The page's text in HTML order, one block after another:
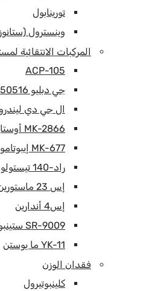
تورينابول
وينسترول
المركبات الانتقائية
ACP-105
جي دبليو 50516 كاردارين
ال جي دي
MK-2866 أوستارين
MK-677 إيبوتامورين
راد-140 تيستولون
إس 23 ماستورين
إس4 أندارين
SR-9009 ستينبوليك
YK-11 ما يوستن
فقدان الوزن
كلينبوتيرول